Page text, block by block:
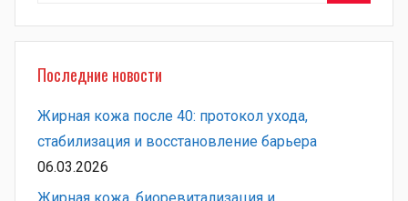
Последние новости
Жирная кожа после 40: протокол ухода,
стабилизация и восстановление барьера
06.03.2026